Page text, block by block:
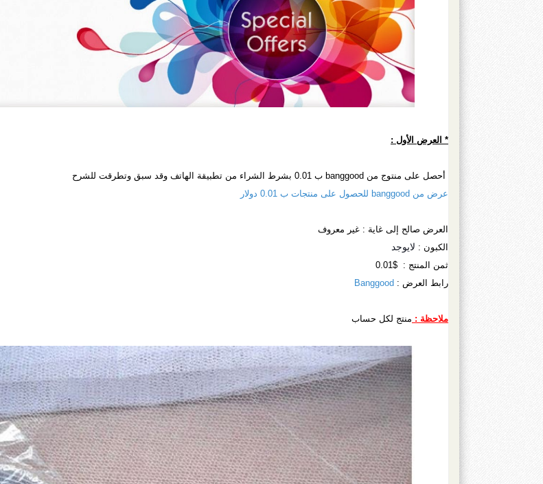
* العرض الأول :
أحصل على منتوج من banggood ب 0.01 بشرط الشراء من تطبيقة الهاتف وقد سبق وتطرقت للشرح
عرض من banggood للحصول على منتجات ب 0.01 دولار
العرض صالح إلى غاية : غير معروف
الكبون : لايوجد
ثمن المنتج : $0.01
رابط العرض : Banggood
ملاحظة : منتج لكل حساب